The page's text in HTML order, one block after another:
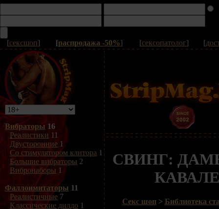
[сексшоп] [распродажа -50%] [сексопатолог] [
Вибраторы 16
Реалистики 11
Двусторонние 1
Со стимулятором клитора 1
Большие вибраторы 2
Вибронаборы 1
Фаллоимитаторы 11
Реалистичные 7
Классические дилдо 1
СВИНГ:
Секс шоп > Библиотека